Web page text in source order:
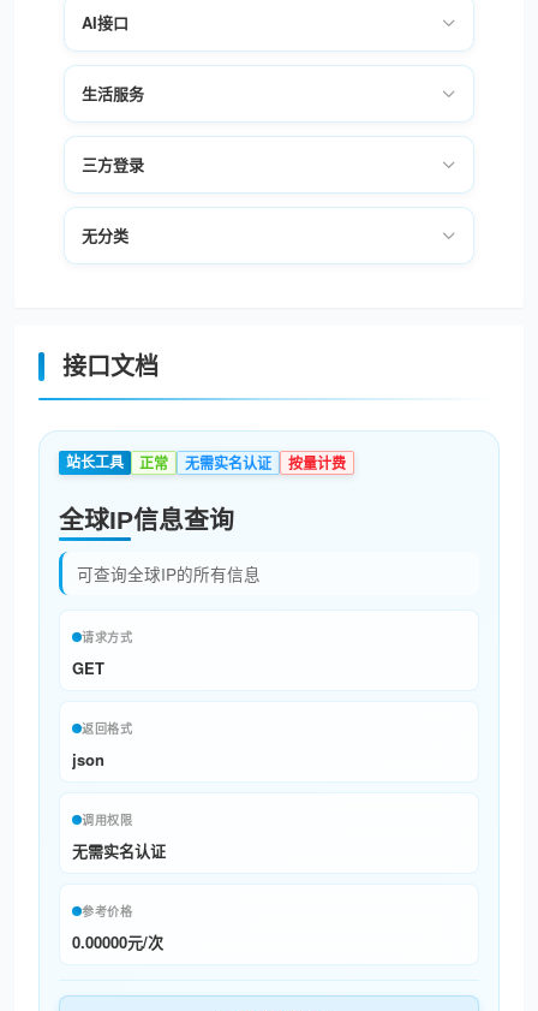
OCR文字识别 高质量精准版
魔方财务上游查询
网站缩略图
AI接口
生活服务
三方登录
无分类
接口文档
站长工具 正常 无需实名认证 按量计费
全球IP信息查询
可查询全球IP的所有信息
请求方式
GET
返回格式
json
调用权限
无需实名认证
参考价格
0.00000元/次